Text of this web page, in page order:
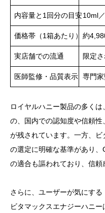
内容量と1回分の目安10ml
価格帯（1箱あたり） 約
実店舗での流通 限定
医師監修・品質表示 専門
ロイヤルハニー製品の多く
の、国内での認知度や信頼
が残されています。一方、
の選定に明確な基準があり
の適合も謳われており、信頼
さらに、ユーザーが気にする
ビタマックスエナジーハニ